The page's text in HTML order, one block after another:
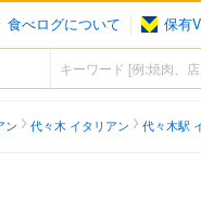
食べログについて 保有
ン 代々木 イタリアン 代々木駅